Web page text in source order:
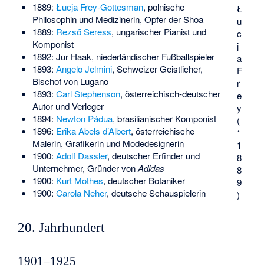
Ł
u
c
j
a
F
r
e
y
(
*
1
8
8
9
)
1889ː Łucja Frey-Gottesman, polnische
Philosophin und Medizinerin, Opfer der Shoa
1889: Rezső Seress, ungarischer Pianist und
Komponist
1892: Jur Haak, niederländischer Fußballspieler
1893: Angelo Jelmini, Schweizer Geistlicher,
Bischof von Lugano
1893: Carl Stephenson, österreichisch-deutscher
Autor und Verleger
1894: Newton Pádua, brasilianischer Komponist
1896: Erika Abels d’Albert, österreichische
Malerin, Grafikerin und Modedesignerin
1900: Adolf Dassler, deutscher Erfinder und
Unternehmer, Gründer vonAdidas
1900: Kurt Mothes, deutscher Botaniker
1900: Carola Neher, deutsche Schauspielerin
20. Jahrhundert
1901–1925